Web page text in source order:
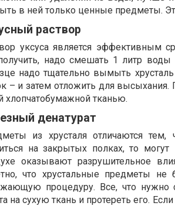
в ней только ценные предметы.
раствор
уксуса является эффективным
надо смешать 1 литр
надо тщательно вымыть
– и затем отложить для высыхания.
хлопчатобумажной тканью.
денатурат
из хрусталя отличаются
на закрытых полках, то
оказывают разрушительное
что хрустальные предметы
процедуру. Все, что нужно
на сухую ткань и протереть его.